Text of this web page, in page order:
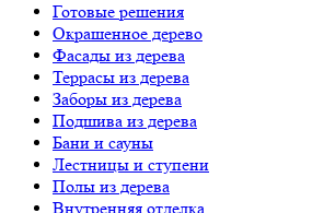
Готовые решения
Окрашенное дерево
Фасады из дерева
Террасы из дерева
Заборы из дерева
Подшива из дерева
Бани и сауны
Лестницы и ступени
Полы из дерева
Внутренняя отделка